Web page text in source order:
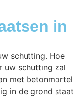
in
schutting. Hoe
uw schutting zal
met betonmortel
in de grond staat